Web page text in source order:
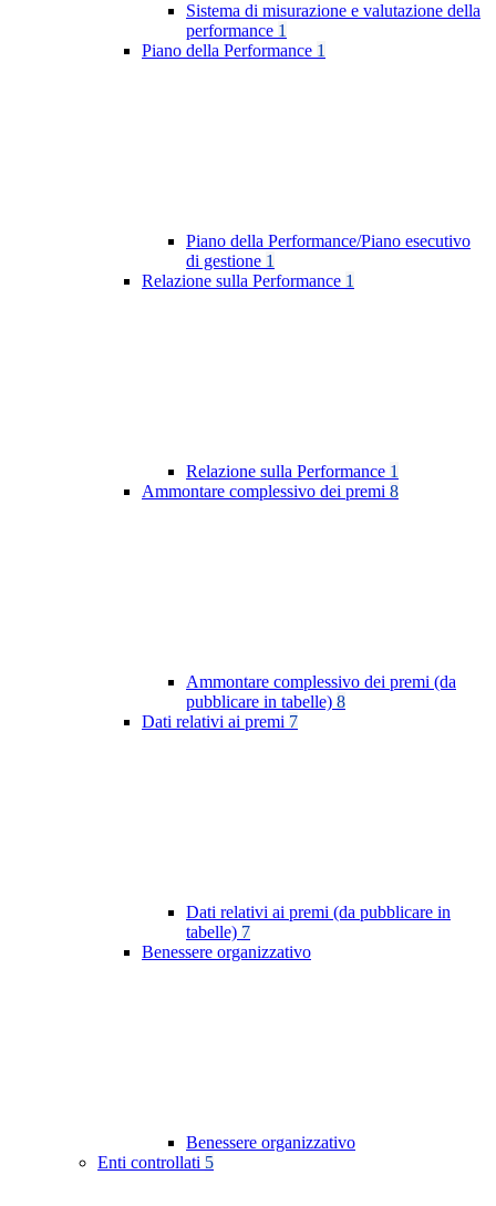
Sistema di misurazione e valutazione della
performance 1
Piano della Performance 1
Piano della Performance/Piano esecutivo
di gestione 1
Relazione sulla Performance 1
Relazione sulla Performance 1
Ammontare complessivo dei premi 8
Ammontare complessivo dei premi (da
pubblicare in tabelle) 8
Dati relativi ai premi 7
Dati relativi ai premi (da pubblicare in
tabelle) 7
Benessere organizzativo
Benessere organizzativo
Enti controllati 5